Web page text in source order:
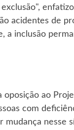
acidentes de
inclusão
ao
com
nesse